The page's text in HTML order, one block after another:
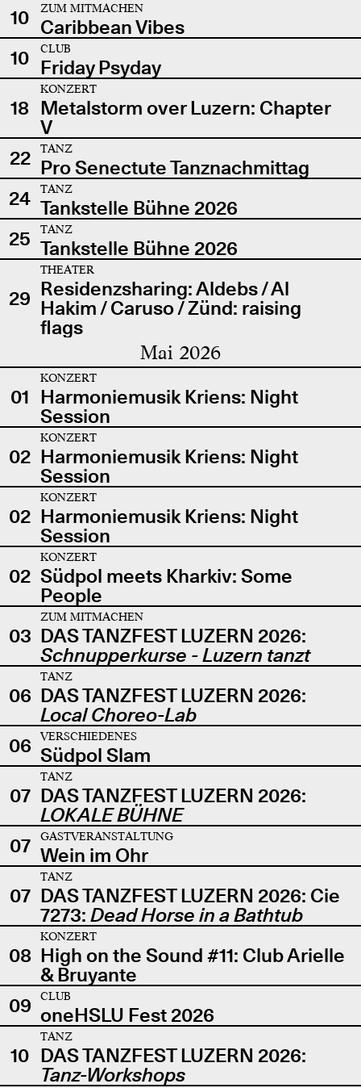
10
ZUM MITMACHEN
Caribbean Vibes
10
CLUB
Friday Psyday
18
KONZERT
Metalstorm over Luzern: Chapter
V
22
TANZ
Pro Senectute Tanznachmittag
24
TANZ
Tankstelle Bühne 2026
25
TANZ
Tankstelle Bühne 2026
29
THEATER
Residenzsharing: Aldebs / Al
Hakim / Caruso / Zünd: raising
flags
Mai 2026
01
KONZERT
Harmoniemusik Kriens: Night
Session
02
KONZERT
Harmoniemusik Kriens: Night
Session
02
KONZERT
Harmoniemusik Kriens: Night
Session
02
KONZERT
Südpol meets Kharkiv: Some
People
03
ZUM MITMACHEN
DAS TANZFEST LUZERN 2026:
Schnupperkurse - Luzern tanzt
06
TANZ
DAS TANZFEST LUZERN 2026:
Local Choreo-Lab
06
VERSCHIEDENES
Südpol Slam
07
TANZ
DAS TANZFEST LUZERN 2026:
LOKALE BÜHNE
07
GASTVERANSTALTUNG
Wein im Ohr
07
TANZ
DAS TANZFEST LUZERN 2026: Cie
7273: Dead Horse in a Bathtub
08
KONZERT
High on the Sound #11: Club Arielle
& Bruyante
09
CLUB
oneHSLU Fest 2026
10
TANZ
DAS TANZFEST LUZERN 2026:
Tanz-Workshops